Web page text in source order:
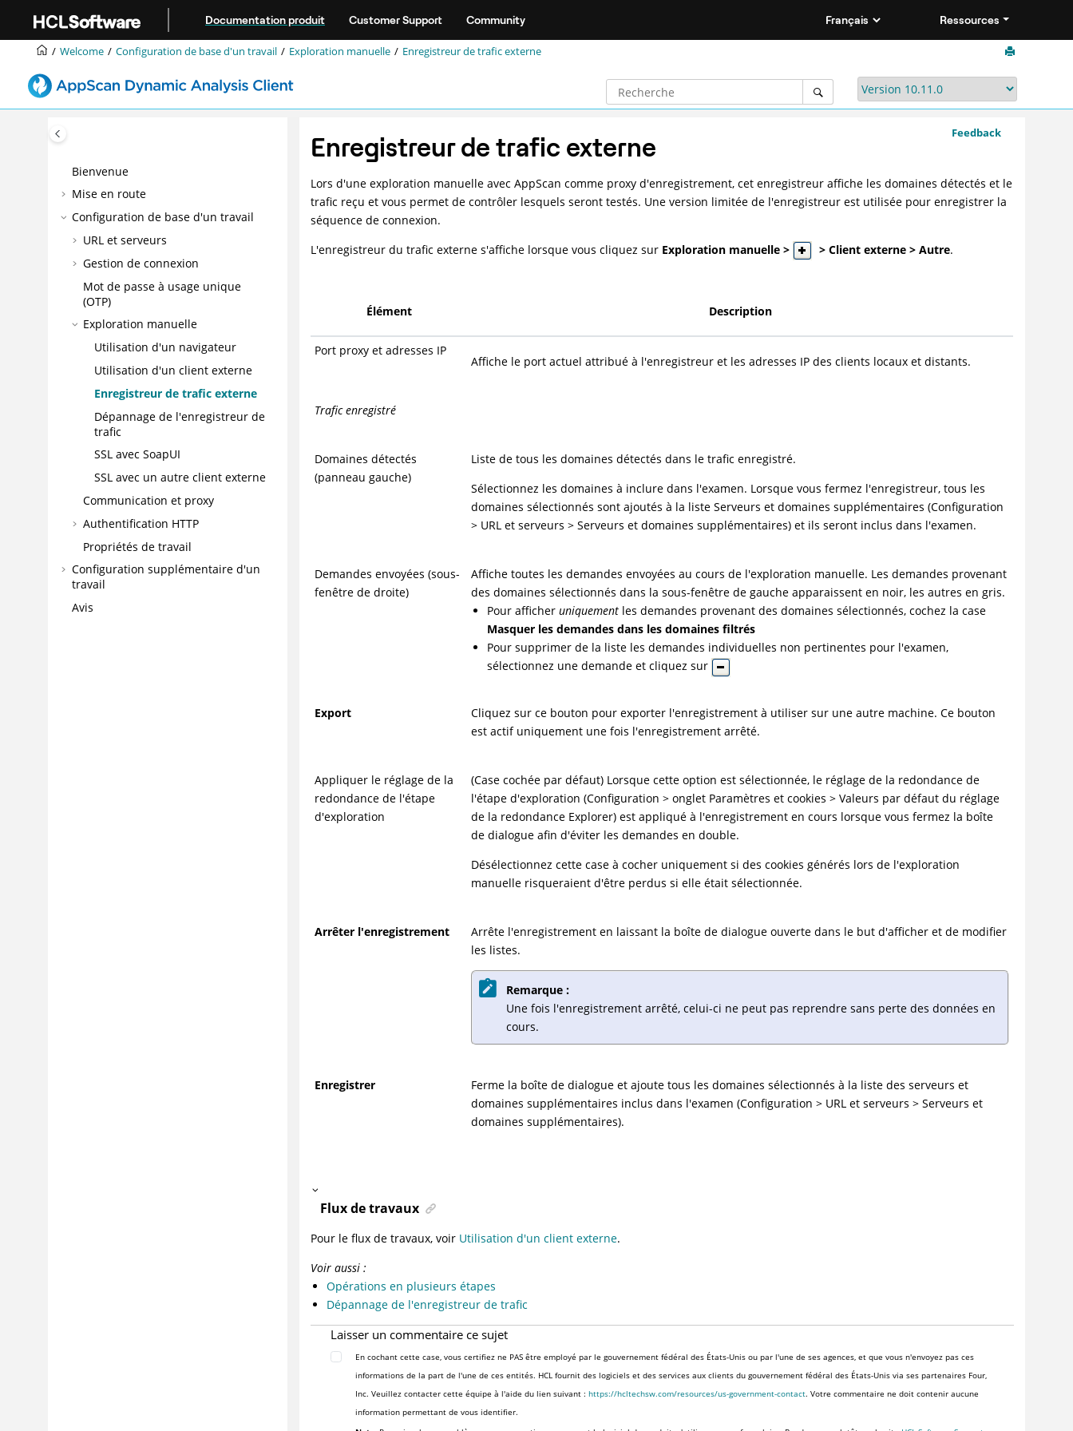
Documentation produit Customer Support Community Ressources
Welcome Configuration de base d'un travail Exploration manuelle Enregistreur de trafic externe
Bienvenue
Mise en route
Configuration de base d'un travail
URL et serveurs
Gestion de connexion
Mot de passe à usage unique
(OTP)
Exploration manuelle
Utilisation d'un navigateur
Utilisation d'un client externe
Enregistreur de trafic externe
Dépannage de l'enregistreur de
trafic
SSL avec SoapUI
SSL avec un autre client externe
Communication et proxy
Authentification HTTP
Propriétés de travail
Configuration supplémentaire d'un
travail
Avis
Feedback
Enregistreur de trafic externe
Lors d'une exploration manuelle avec AppScan comme proxy d'enregistrement, cet enregistreur affiche les domaines détectés et le
trafic reçu et vous permet de contrôler lesquels seront testés. Une version limitée de l'enregistreur est utilisée pour enregistrer la
séquence de connexion.
L'enregistreur du trafic externe s'affiche lorsque vous cliquez sur Exploration manuelle > > Client externe > Autre.
Élément Description
Port proxy et adresses IP
Affiche le port actuel attribué à l'enregistreur et les adresses IP des clients locaux et distants.
Trafic enregistré
Domaines détectés
(panneau gauche)
Liste de tous les domaines détectés dans le trafic enregistré.
Sélectionnez les domaines à inclure dans l'examen. Lorsque vous fermez l'enregistreur, tous les
domaines sélectionnés sont ajoutés à la liste Serveurs et domaines supplémentaires (Configuration
> URL et serveurs > Serveurs et domaines supplémentaires) et ils seront inclus dans l'examen.
Demandes envoyées (sous-
fenêtre de droite)
Affiche toutes les demandes envoyées au cours de l'exploration manuelle. Les demandes provenant
des domaines sélectionnés dans la sous-fenêtre de gauche apparaissent en noir, les autres en gris.
Pour afficheruniquement les demandes provenant des domaines sélectionnés, cochez la case
Masquer les demandes dans les domaines filtrés
Pour supprimer de la liste les demandes individuelles non pertinentes pour l'examen,
sélectionnez une demande et cliquez sur
Export
Cliquez sur ce bouton pour exporter l'enregistrement à utiliser sur une autre machine. Ce bouton
est actif uniquement une fois l'enregistrement arrêté.
Appliquer le réglage de la
redondance de l'étape
d'exploration
(Case cochée par défaut) Lorsque cette option est sélectionnée, le réglage de la redondance de
l'étape d'exploration (Configuration > onglet Paramètres et cookies > Valeurs par défaut du réglage
de la redondance Explorer) est appliqué à l'enregistrement en cours lorsque vous fermez la boîte
de dialogue afin d'éviter les demandes en double.
Désélectionnez cette case à cocher uniquement si des cookies générés lors de l'exploration
manuelle risqueraient d'être perdus si elle était sélectionnée.
Arrêter l'enregistrement
Arrête l'enregistrement en laissant la boîte de dialogue ouverte dans le but d'afficher et de modifier
les listes.
Remarque :
Une fois l'enregistrement arrêté, celui-ci ne peut pas reprendre sans perte des données en
cours.
Enregistrer
Ferme la boîte de dialogue et ajoute tous les domaines sélectionnés à la liste des serveurs et
domaines supplémentaires inclus dans l'examen (Configuration > URL et serveurs > Serveurs et
domaines supplémentaires).
Flux de travaux
Pour le flux de travaux, voir Utilisation d'un client externe.
Voir aussi :
Opérations en plusieurs étapes
Dépannage de l'enregistreur de trafic
Laisser un commentaire ce sujet
En cochant cette case, vous certifiez ne PAS être employé par le gouvernement fédéral des États-Unis ou par l'une de ses agences, et que vous n'envoyez pas ces
informations de la part de l'une de ces entités. HCL fournit des logiciels et des services aux clients du gouvernement fédéral des États-Unis via ses partenaires Four,
Inc. Veuillez contacter cette équipe à l'aide du lien suivant :https://hcltechsw.com/resources/us-government-contact. Votre commentaire ne doit contenir aucune
information permettant de vous identifier.